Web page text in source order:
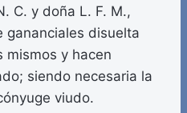
C. y doña L. F. M.,
gananciales disuelta
mismos y hacen
siendo necesaria la
viudo.